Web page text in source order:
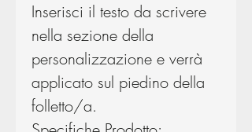
Inserisci il testo da scrivere
nella sezione della
personalizzazione e verrà
applicato sul piedino della
folletto/a.